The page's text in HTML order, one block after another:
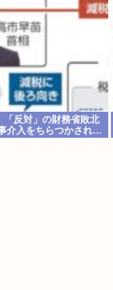
「反対」の財務省敗北
介入をちらつかされ…